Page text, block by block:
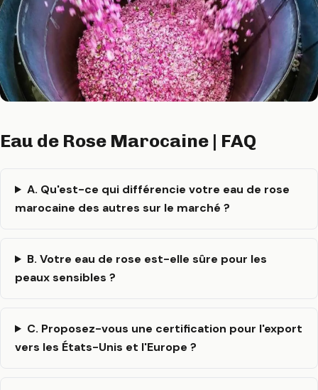
Eau de Rose Marocaine | FAQ
A. Qu'est-ce qui différencie votre eau de rose
marocaine des autres sur le marché ?
B. Votre eau de rose est-elle sûre pour les
peaux sensibles ?
C. Proposez-vous une certification pour l'export
vers les États-Unis et l'Europe ?